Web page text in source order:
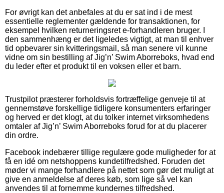
For øvrigt kan det anbefales at du er sat ind i de mest
essentielle reglementer gældende for transaktionen, for
eksempel hvilken returneringsret e-forhandleren bruger. I
den sammenhæng er det ligeledes vigtigt, at man til enhver
tid opbevarer sin kvitteringsmail, så man senere vil kunne
vidne om sin bestilling af Jig’n’ Swim Aborreboks, hvad end
du leder efter et produkt til en voksen eller et barn.
Trustpilot præsterer forholdsvis fortræffelige genveje til at
gennemstøve forskellige tidligere konsumenters erfaringer
og herved er det klogt, at du tolker internet virksomhedens
omtaler af Jig’n’ Swim Aborreboks forud for at du placerer
din ordre.
Facebook indebærer tillige regulære gode muligheder for at
få en idé om netshoppens kundetilfredshed. Foruden det
møder vi mange forhandlere på nettet som gør det muligt at
give en anmeldelse af deres køb, som lige så vel kan
anvendes til at fornemme kundernes tilfredshed.